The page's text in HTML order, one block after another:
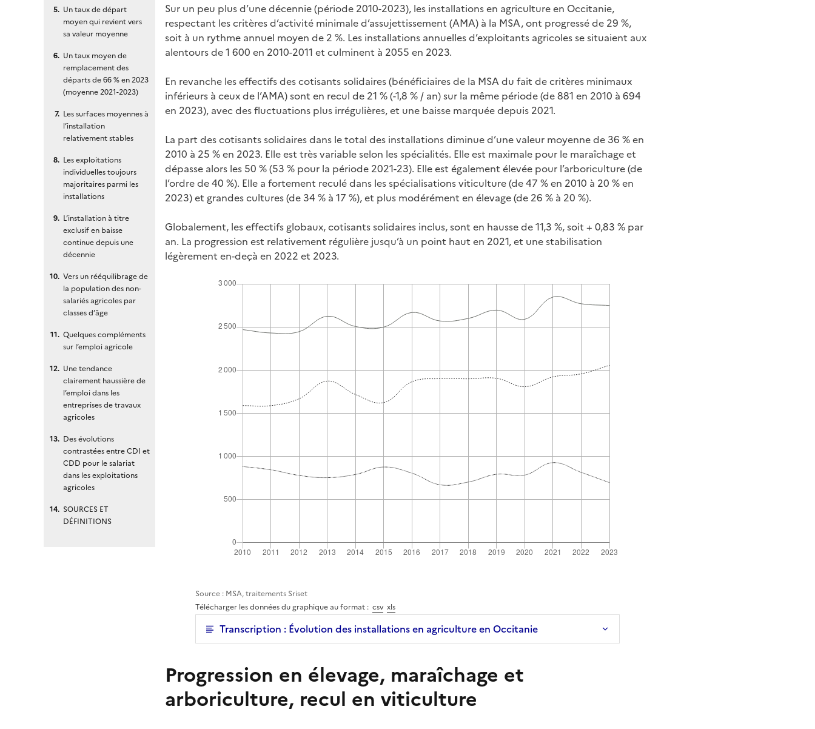
Un taux de départ
moyen qui revient vers
sa valeur moyenne
Un taux moyen de
remplacement des
départs de 66 % en 2023
(moyenne 2021-2023)
Les surfaces moyennes à
l’installation
relativement stables
Les exploitations
individuelles toujours
majoritaires parmi les
installations
L’installation à titre
exclusif en baisse
continue depuis une
décennie
Vers un rééquilibrage de
la population des non-
salariés agricoles par
classes d’âge
Quelques compléments
sur l’emploi agricole
Une tendance
clairement haussière de
l’emploi dans les
entreprises de travaux
agricoles
Des évolutions
contrastées entre CDI et
CDD pour le salariat
dans les exploitations
agricoles
SOURCES ET
DÉFINITIONS
Sur un peu plus d’une décennie (période 2010-2023), les installations en agriculture en Occitanie,
respectant les critères d’activité minimale d’assujettissement (AMA) à la MSA, ont progressé de 29 %,
soit à un rythme annuel moyen de 2 %. Les installations annuelles d’exploitants agricoles se situaient aux
alentours de 1 600 en 2010-2011 et culminent à 2055 en 2023.
En revanche les effectifs des cotisants solidaires (bénéficiaires de la MSA du fait de critères minimaux
inférieurs à ceux de l’AMA) sont en recul de 21 % (-1,8 % / an) sur la même période (de 881 en 2010 à 694
en 2023), avec des fluctuations plus irrégulières, et une baisse marquée depuis 2021.
La part des cotisants solidaires dans le total des installations diminue d’une valeur moyenne de 36 % en
2010 à 25 % en 2023. Elle est très variable selon les spécialités. Elle est maximale pour le maraîchage et
dépasse alors les 50 % (53 % pour la période 2021-23). Elle est également élevée pour l’arboriculture (de
l’ordre de 40 %). Elle a fortement reculé dans les spécialisations viticulture (de 47 % en 2010 à 20 % en
2023) et grandes cultures (de 34 % à 17 %), et plus modérément en élevage (de 26 % à 20 %).
Globalement, les effectifs globaux, cotisants solidaires inclus, sont en hausse de 11,3 %, soit + 0,83 % par
an. La progression est relativement régulière jusqu’à un point haut en 2021, et une stabilisation
légèrement en-deçà en 2022 et 2023.
Source : MSA, traitements Sriset
Télécharger les données du graphique au format : csv xls
Transcription : Évolution des installations en agriculture en Occitanie
Progression en élevage, maraîchage et
arboriculture, recul en viticulture